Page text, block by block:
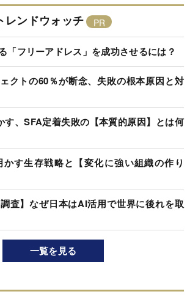
レンドウォッチ
「フリーアドレス」を成功させるには？
クトの60％が断念、失敗の根本原因と対
す、SFA定着失敗の【本質的原因】とは何
す生存戦略と【変化に強い組織の作り
調査】なぜ日本はAI活用で世界に後れを取
一覧を見る